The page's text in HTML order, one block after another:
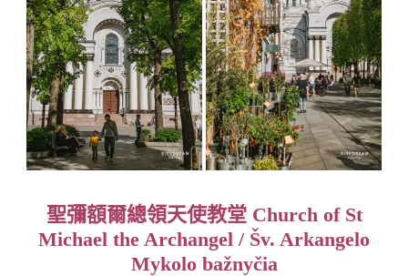
聖彌額爾總領天使教堂 Church of St
Michael the Archangel / Šv. Arkangelo
Mykolo bažnyčia